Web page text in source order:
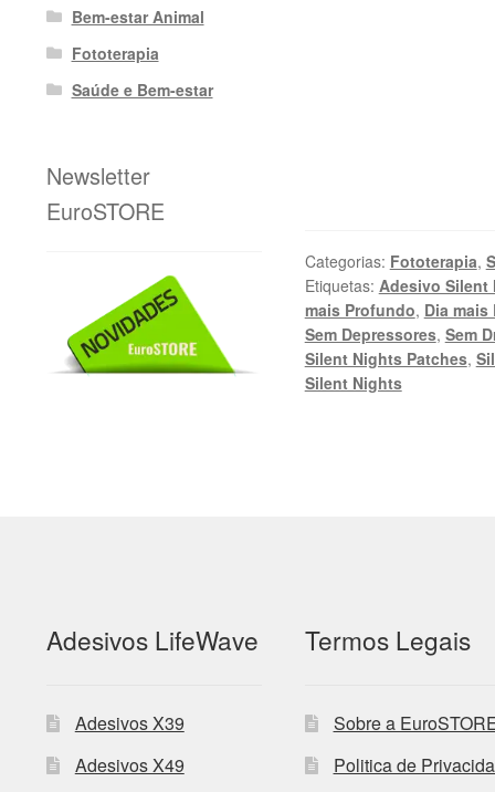
Categorias: Fototerapia,
Etiquetas: Adesivo Silent
mais Profundo, Dia
Sem Depressores, Sem
Silent Nights Patches,
Silent Nights
Bem-estar Animal
Fototerapia
Saúde e Bem-estar
Newsletter
EuroSTORE
Adesivos LifeWave
Adesivos X39
Adesivos X49
Termos Legais
Sobre a
Politica de